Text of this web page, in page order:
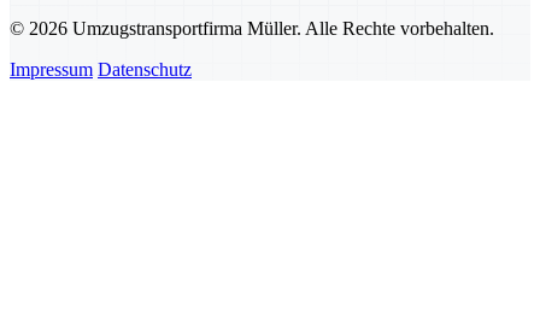
© 2026 Umzugstransportfirma Müller. Alle Rechte vorbehalten.
Impressum Datenschutz